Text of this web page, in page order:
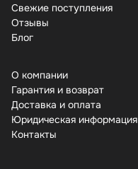
Свежие поступления
Отзывы
Бло
О компании
Гарантия и возврат
Доставка и оплата
Юридическая информация
Контакты